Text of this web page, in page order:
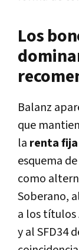
Los
Balanz
que
la renta fija
esquema
como
Soberano,
a los títulos
y al SFD34